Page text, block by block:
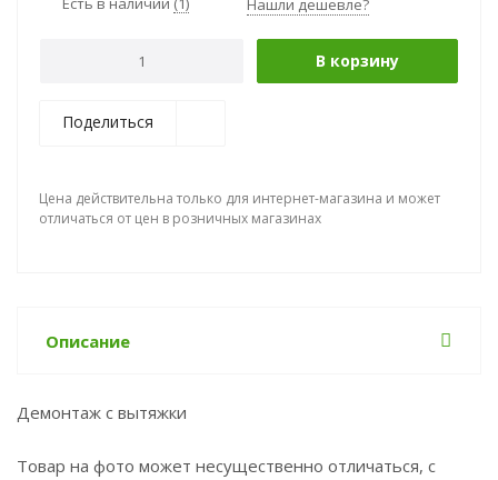
Нашли дешевле?
В корзину
Поделиться
Цена действительна только для интернет-магазина и может
отличаться от цен в розничных магазинах
Описание
Демонтаж с вытяжки
Товар на фото может несущественно отличаться, с